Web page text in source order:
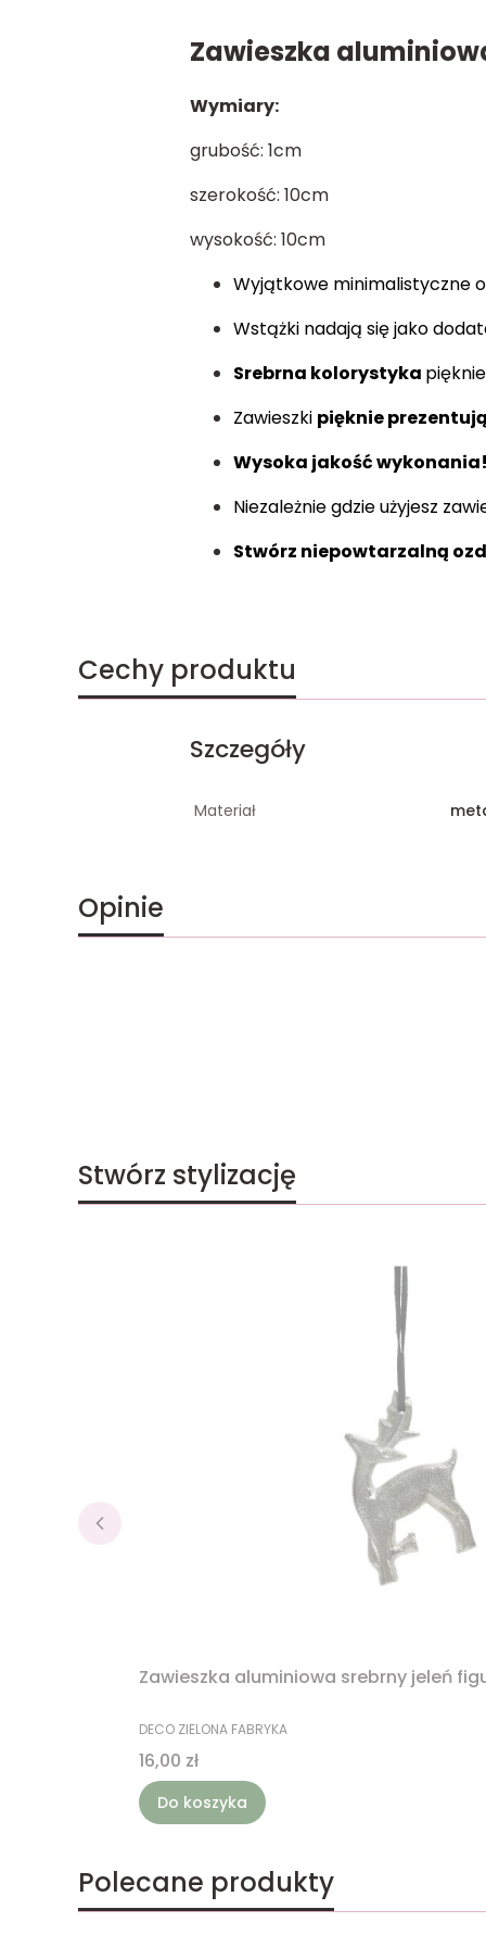
Zawieszka
Wymiary:
grubość: 1cm
szerokość: 10cm
wysokość: 10cm
Wyjątkowe minimalistyczne
Wstążki nadają się jako
Srebrna kolorystyka
Zawieszki pięknie
Wysoka jakość
Niezależnie gdzie użyjesz
Stwórz niepowtarzalną
Cechy produktu
Szczegóły
Materiał
Opinie
Stwórz stylizację
Zawieszka aluminiowa srebrny jeleń
PRODUCENT
DECO ZIELONA FABRYKA
Cena
16,00 zł
Do koszyka
Polecane produkty